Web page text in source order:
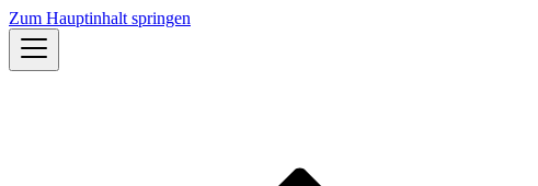
Zum Hauptinhalt springen